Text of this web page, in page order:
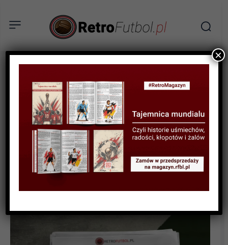
RELACJE
Marek Chojnacki i jego
drużyna wygrywają w
Rzeszowie – wizyta na
meczu Orlen Ekstraligi
Resovia – Grot SMS Łódź
×